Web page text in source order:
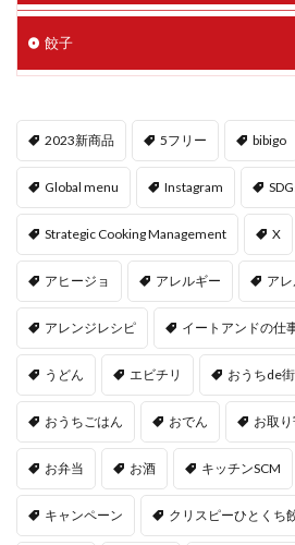
餃子
2023新商品 5フリー bibigo
Global menu Instagram
Strategic Cooking Management X
アヒージョ アレルギー ア
アレンジレシピ イートアンドの仕
うどん エビチリ おうちde
おうちごはん おでん お取
お弁当 お酒 キッチンSCM
キャンペーン クリスピーひとくち